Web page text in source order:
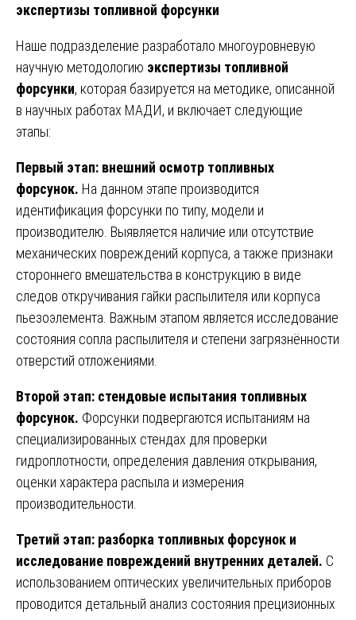
экспертизы топливной форсунки
Наше подразделение разработало многоуровневую
научную методологию экспертизы топливной
форсунки, которая базируется на методике, описанной
в научных работах МАДИ, и включает следующие
этапы:
Первый этап: внешний осмотр топливных
форсунок. На данном этапе производится
идентификация форсунки по типу, модели и
производителю. Выявляется наличие или отсутствие
механических повреждений корпуса, а также признаки
стороннего вмешательства в конструкцию в виде
следов откручивания гайки распылителя или корпуса
пьезоэлемента. Важным этапом является исследование
состояния сопла распылителя и степени загрязнённости
отверстий отложениями.
Второй этап: стендовые испытания топливных
форсунок. Форсунки подвергаются испытаниям на
специализированных стендах для проверки
гидроплотности, определения давления открывания,
оценки характера распыла и измерения
производительности.
Третий этап: разборка топливных форсунок и
исследование повреждений внутренних деталей. С
использованием оптических увеличительных приборов
проводится детальный анализ состояния прецизионных